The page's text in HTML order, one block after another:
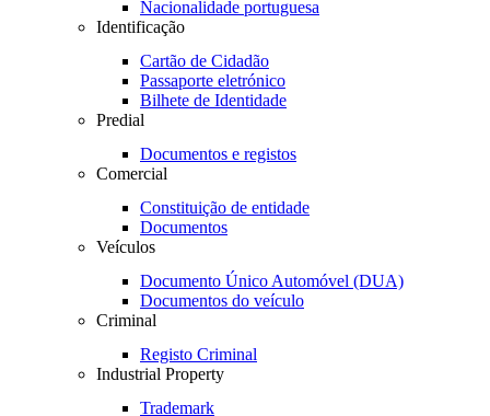
Nacionalidade portuguesa
Identificação
Cartão de Cidadão
Passaporte eletrónico
Bilhete de Identidade
Predial
Documentos e registos
Comercial
Constituição de entidade
Documentos
Veículos
Documento Único Automóvel (DUA)
Documentos do veículo
Criminal
Registo Criminal
Industrial Property
Trademark